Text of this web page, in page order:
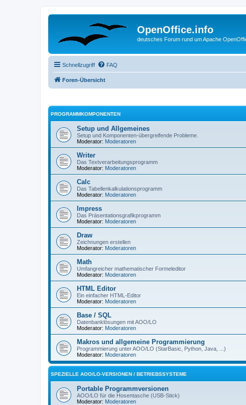
OpenOffice.info
deutsches Forum rund um Apache
Schnellzugriff FAQ
Foren-Übersicht
PROGRAMMKOMPONENTEN
Setup und Allgemeines
Setup und Komponenten-übergreifende Probleme.
Moderator: Moderatoren
Writer
Das Textverarbeitungsprogramm
Moderator: Moderatoren
Calc
Das Tabellenkalkulationsprogramm
Moderator: Moderatoren
Impress
Das Präsentationsgrafikprogramm
Moderator: Moderatoren
Draw
Zeichnungen erstellen
Moderator: Moderatoren
Math
Umfangreicher mathematischer Formeleditor
Moderator: Moderatoren
HTML Editor
Ein einfacher HTML-Editor
Moderator: Moderatoren
Base / SQL
Datenbanklösungen mit AOO/LO
Moderator: Moderatoren
Makros und allgemeine Programmierung
Programmierung unter AOO/LO (StarBasic, Python, Java, ...)
Moderator: Moderatoren
SPEZIELLE AOO/LO-VERSIONEN / BETRIEBSSYSTEME
Portable Programmversionen
AOO/LO für die Hosentasche (USB-Stick)
Moderator: Moderatoren